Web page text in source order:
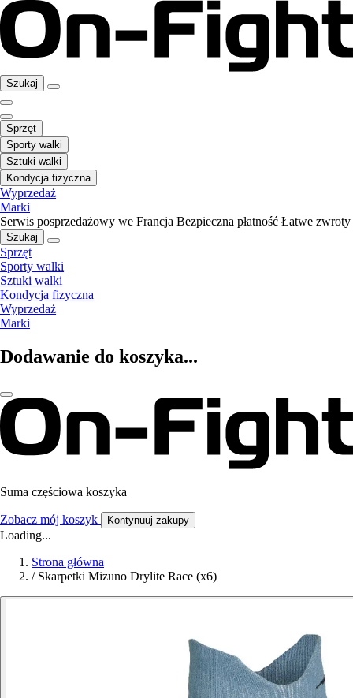
Szukaj
Sprzęt
Sporty walki
Sztuki walki
Kondycja fizyczna
Wyprzedaż
Marki
Serwis posprzedażowy we Francja Bezpieczna płatność Łatwe zwroty
Szukaj
Sprzęt
Sporty walki
Sztuki walki
Kondycja fizyczna
Wyprzedaż
Marki
Dodawanie do koszyka...
Suma częściowa koszyka
Zobacz mój koszyk Kontynuuj zakupy
Loading...
Strona główna
/ Skarpetki Mizuno Drylite Race (x6)